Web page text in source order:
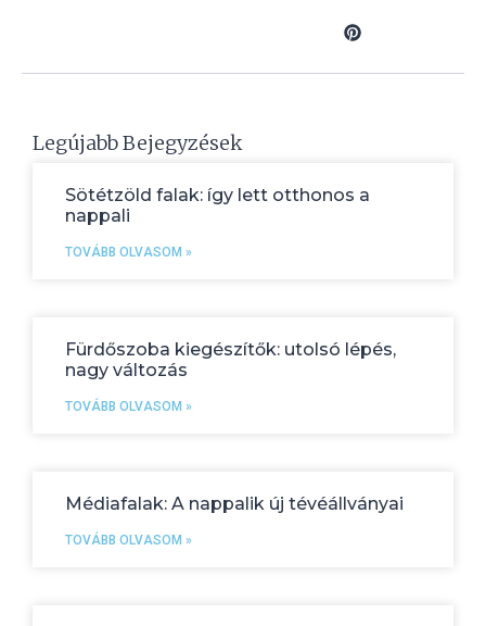
Legújabb Bejegyzések
Sötétzöld falak: így lett otthonos a
nappali
TOVÁBB OLVASOM »
Fürdőszoba kiegészítők: utolsó lépés,
nagy változás
TOVÁBB OLVASOM »
Médiafalak: A nappalik új tévéállványai
TOVÁBB OLVASOM »